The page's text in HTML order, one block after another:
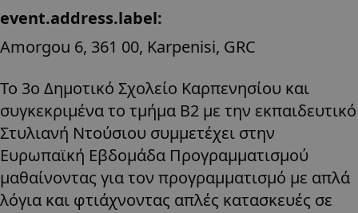
event.address.label:
Amorgou 6, 361 00, Karpenisi, GRC
Το 3ο Δημοτικό Σχολείο Καρπενησίου και
συγκεκριμένα το τμήμα Β2 με την εκπαιδευτικό
Στυλιανή Ντούσιου συμμετέχει στην
Ευρωπαϊκή Εβδομάδα Προγραμματισμού
μαθαίνοντας για τον προγραμματισμό με απλά
λόγια και φτιάχνοντας απλές κατασκευές σε